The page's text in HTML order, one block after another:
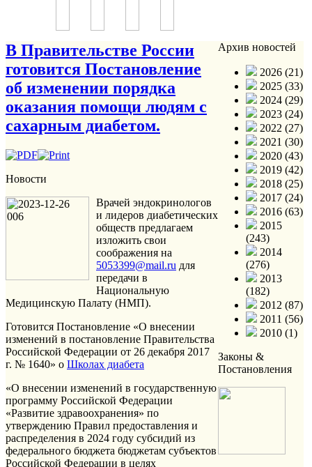
В Правительстве России
готовится Постановление
об изменении порядка
оказания помощи людям с
сахарным диабетом.
Новости
Врачей эндокринологов
и лидеров диабетических
обществ предлагаем
изложить свои
соображения на
5053399@mail.ru для
передачи в
Национальную
Медицинскую Палату (НМП).
Готовится Постановление «О внесении
изменений в постановление Правительства
Российской Федерации от 26 декабря 2017
г. № 1640» о Школах диабета
«О внесении изменений в государственную
программу Российской Федерации
«Развитие здравоохранения» по
утверждению Правил предоставления и
распределения в 2024 году субсидий из
федерального бюджета бюджетам субъектов
Российской Федерации в целях
Архив новостей
2026 (21)
2025 (33)
2024 (29)
2023 (24)
2022 (27)
2021 (30)
2020 (43)
2019 (42)
2018 (25)
2017 (24)
2016 (63)
2015
(243)
2014
(276)
2013
(182)
2012 (87)
2011 (56)
2010 (1)
Законы &
Постановления